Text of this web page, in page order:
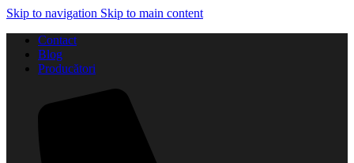
Skip to navigation Skip to main content
Contact
Blog
Producători